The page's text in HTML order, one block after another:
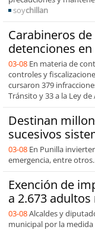
soychillan
Carabineros
detenciones
03-08 En materia de
controles y
cursaron 379
Tránsito y 33 a la Ley de
Destinan
sucesivos
03-08 En Punilla
emergencia, entre otros.
Exención de
a 2.673
03-08Alcaldes y
municipal por la